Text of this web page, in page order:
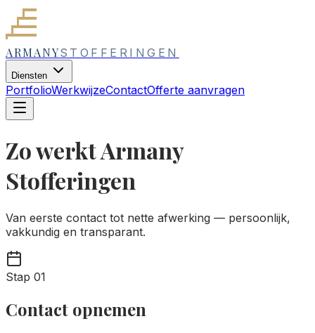
ARMANYSTOFFERINGEN
Diensten
PortfolioWerkwijzeContactOfferte aanvragen
Zo werkt Armany
Stofferingen
Van eerste contact tot nette afwerking — persoonlijk,
vakkundig en transparant.
Stap 01
Contact opnemen